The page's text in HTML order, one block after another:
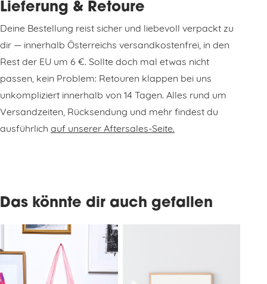
Lieferung & Retoure
Deine Bestellung reist sicher und liebevoll verpackt zu
dir — innerhalb Österreichs versandkostenfrei, in den
Rest der EU um 6 €. Sollte doch mal etwas nicht
passen, kein Problem: Retouren klappen bei uns
unkompliziert innerhalb von 14 Tagen. Alles rund um
Versandzeiten, Rücksendung und mehr findest du
ausführlich auf unserer Aftersales-Seite.
Das könnte dir auch gefallen